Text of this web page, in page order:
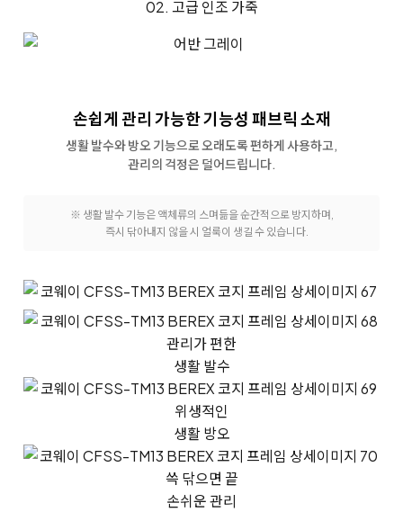
02. 고급 인조 가죽
손쉽게 관리 가능한기능성 패브릭 소재
생활 발수와 방오 기능으로오래도록 편하게 사용하고,
관리의 걱정은 덜어드립니다.
※ 생활 발수 기능은 액체류의 스며듦을 순간적으로 방지하며,
즉시 닦아내지 않을 시 얼룩이 생길 수 있습니다.
관리가 편한
생활 발수
위생적인
생활 방오
쓱 닦으면 끝
손쉬운 관리